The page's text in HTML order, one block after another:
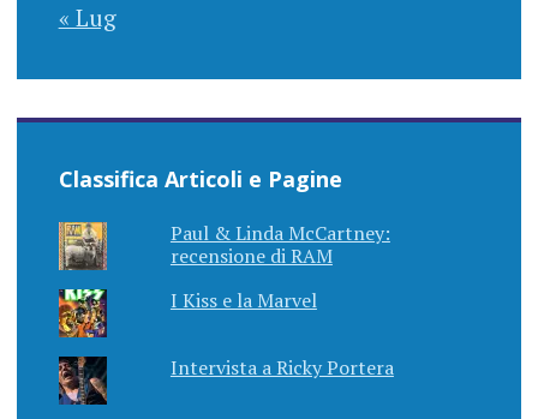
« Lug
Classifica Articoli e Pagine
Paul & Linda McCartney:
recensione di RAM
I Kiss e la Marvel
Intervista a Ricky Portera